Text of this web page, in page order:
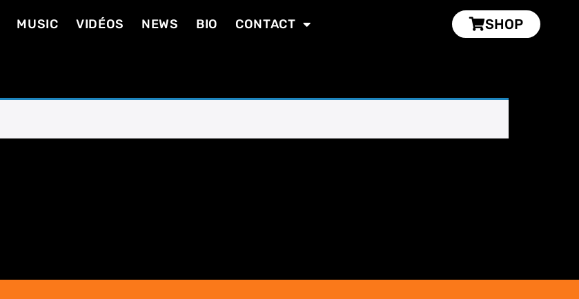
MUSIC VIDÉOS NEWS BIO CONTACT SHOP